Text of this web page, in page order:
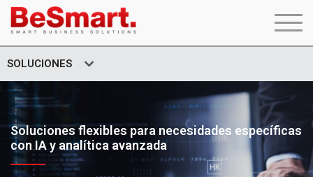
SOLUCIONES
Soluciones flexibles para necesidades específicas
con IA y analítica avanzada